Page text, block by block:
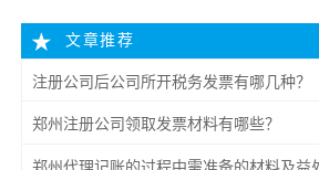
文章推荐
注册公司后公司所开税务发票有哪几种？
郑州注册公司领取发票材料有哪些？